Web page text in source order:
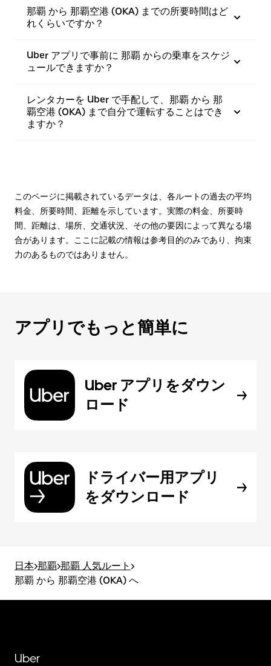
那覇 から 那覇空港 (OKA) までの所要時間はど
れくらいですか？
Uber アプリで事前に 那覇 からの乗車をスケジ
ュールできますか？
レンタカーを Uber で手配して、那覇 から 那
覇空港 (OKA) まで自分で運転することはでき
ますか？
このページに掲載されているデータは、各ルートの過去の平均
料金、所要時間、距離を示しています。実際の料金、所要時
間、距離は、場所、交通状況、その他の要因によって異なる場
合があります。ここに記載の情報は参考目的のみであり、拘束
力のあるものではありません。
アプリでもっと簡単に
Uber アプリをダウン
ロード
ドライバー用アプリ
をダウンロード
日本>那覇>那覇 人気ルート >
那覇 から 那覇空港 (OKA) へ
Uber